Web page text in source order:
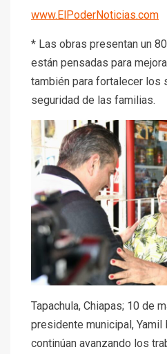
www.ElPoderNoticias.com
* Las obras presentan un
están pensadas para
también para fortalecer los
seguridad de las familias.
Tapachula, Chiapas; 10 de
presidente municipal, Yamil
continúan avanzando los